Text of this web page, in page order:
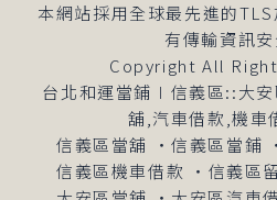
本網站採用全球最先進的
有傳輸資訊
Copyright All
台北和運當鋪∣信義區::大
舖,汽車借款,機車
信義區當舖
‧信義區當鋪 ‧
信義區機車借款
‧ 信義區